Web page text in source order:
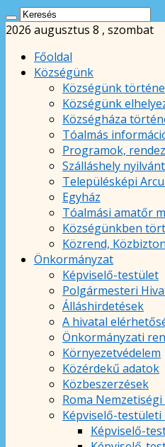
2026 augusztus 8 , szombat
Főoldal
Községünk
Községünk
Községünk
Községháza
Tóalmás
Programok,
Szálláshely
Településképi
Egyház
Tóalmási amatőr
Községünkben
Közrend,
Önkormányzat
Képviselő-testület
Polgármesteri
Álláshirdetések
A hivatal
Önkormányzati
Környezetvédelem
Közérdekű adatok
Közbeszerzések
Roma
Képviselő-testületi
Képviselő-